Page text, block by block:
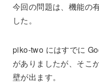
今回の問題は、機能の
した。
piko-two にはすでに
がありましたが、そこ
壁が出ます。